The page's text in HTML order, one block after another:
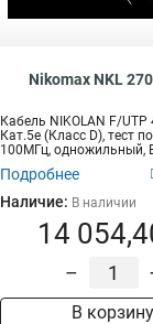
Nikomax NKL
Кабель NIKOLAN F/UTP
Кат.5e (Класс D), тест
100МГц, одножильный,
Подробнее
Наличие: В наличии
14
–
В корзину